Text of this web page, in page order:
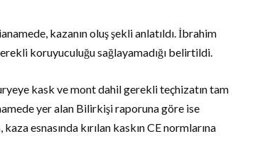
kazanın oluş şekli anlatıldı. İbrahim
koruyuculuğu sağlayamadığı belirtildi.
kask ve mont dahil gerekli teçhizatın tam
yer alan Bilirkişi raporuna göre ise
esnasında kırılan kaskın CE normlarına